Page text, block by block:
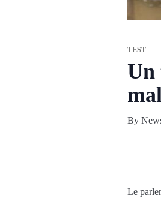
TEST
Un
By
Le